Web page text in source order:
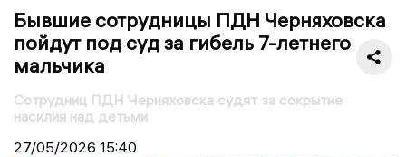
Бывшие сотрудницы ПДН Черняховска
пойдут под суд за гибель 7-летнего
мальчика
Сотрудниц ПДН Черняховска судят за сокрытие
насилия над детьми
27/05/2026 15:40